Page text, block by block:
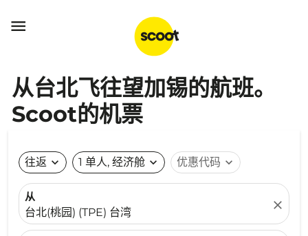

从台北飞往望加锡的航班。
Scoot的机票
往返 expand_more 1 单人, 经济舱 expand_more 优惠代码 expand_more
从
台北(桃园) (TPE) 台湾
close